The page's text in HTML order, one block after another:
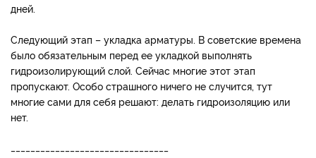
дней.
Следующий этап – укладка арматуры. В советские време­на
было обязательным перед ее укладкой выполнять
гидроизолирующий слой. Сейчас многие этот этап
пропускают. Особо страшного ничего не случит­ся, тут
многие сами для себя решают: делать гидроизоляцию или
нет.